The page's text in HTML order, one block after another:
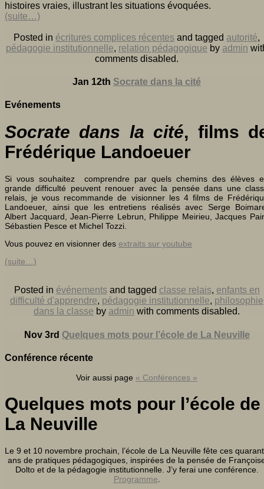
histoires vraies, illustrant les situations évoquées.
(suite…)
Posted in écritures complices récentes and tagged autorité,
pédagogie institutionnelle, relation pédagogique by admin
comments disabled.
Jan 12th Socrate dans la cité
Evénements
Socrate dans la cité, films
Frédérique Landoeuer
Si vous souhaitez comprendre par quels chemins des élèves
grande difficulté peuvent renouer avec la pensée dans une
relais, je vous recommande de visionner les 4 films de
Landoeuer, ainsi que les entretiens réalisés avec Serge
Albert Jacquard, Jean-Pierre Lebrun, Philippe Meirieu, Jacques
Sébastien Pesce et Michel Tozzi.
Vous pouvez en visionner des extraits sur youtube
(suite…)
Posted in événementsand tagged classe relais, enfants en
difficulté d'apprendre, pédagogie institutionnelle, philosophie
dans la classe by admin with comments disabled.
Nov 3rd Quelques mots pour l’école de La Neuville
Conférence récente
Voir aussi page « Conférences »
Quelques mots pour l’école de
La Neuville
Le 9 et 10 novembre prochain, l’école de La Neuville fête ces
ans de pratiques pédagogiques, inspirées de la pensée de
Dolto et de la pédagogie institutionnelle. J’y ferai une conférence.
Programme